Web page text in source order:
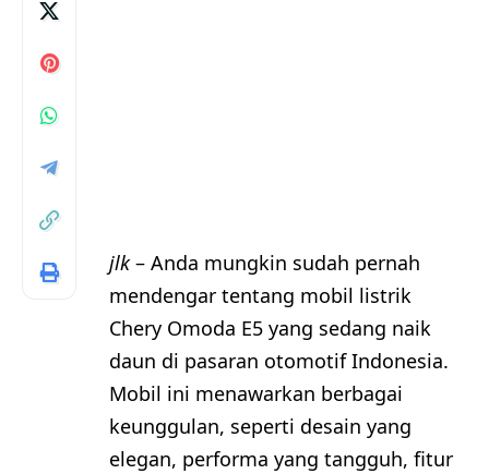
jlk– Anda mungkin sudah pernah
mendengar tentang mobil listrik
Chery Omoda E5 yang sedang naik
daun di pasaran otomotif Indonesia.
Mobil ini menawarkan berbagai
keunggulan, seperti desain yang
elegan, performa yang tangguh, fitur